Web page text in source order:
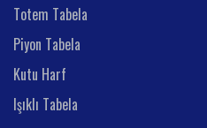
Totem Tabela
Piyon Tabela
Kutu Harf
Işıklı Tabela